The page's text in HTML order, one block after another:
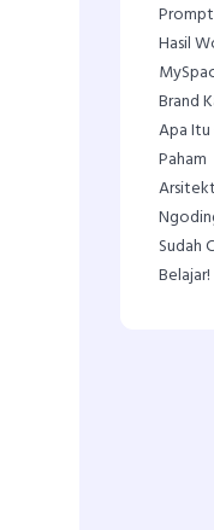
Hasil
Brand
Apa
Paham
Sudah
Belajar!